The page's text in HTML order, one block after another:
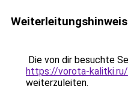
Weiterleitungshinweis
Die von dir besuchte
https://vorota-kalitki.ru/
weiterzuleiten.